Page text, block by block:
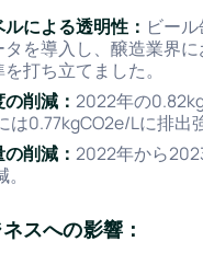
による透明性： ビー
タを導入し、醸造業界
打ち立てました。
削減： 2022年の
は0.77kgCO2e/Lに排出
削減： 2022年から
スへの影響：